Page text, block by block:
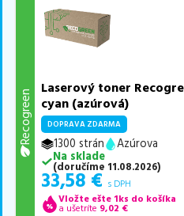
Recogreen
Laserový toner
cyan (azúrová)
DOPRAVA ZDARMA
1300 strán
Azúrova
Na sklade
(doručíme 11.08.2026)
33,58 € s DPH
Vložte ešte 1ks do košíka
a ušetríte 9,02 €